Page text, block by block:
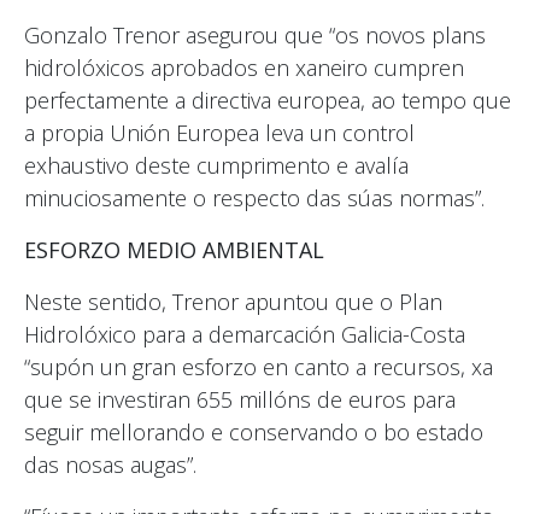
Gonzalo Trenor asegurou que “os novos plans
hidrolóxicos aprobados en xaneiro cumpren
perfectamente a directiva europea, ao tempo que
a propia Unión Europea leva un control
exhaustivo deste cumprimento e avalía
minuciosamente o respecto das súas normas”.
ESFORZO MEDIO AMBIENTAL
Neste sentido, Trenor apuntou que o Plan
Hidrolóxico para a demarcación Galicia-Costa
“supón un gran esforzo en canto a recursos, xa
que se investiran 655 millóns de euros para
seguir mellorando e conservando o bo estado
das nosas augas”.